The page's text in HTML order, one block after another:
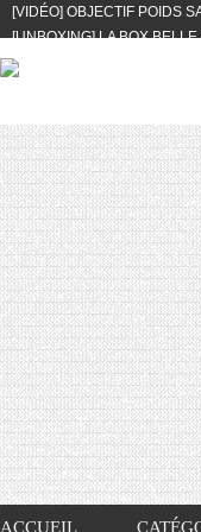
[VIDÉO] OBJECTIF POIDS
[UNBOXING] LA BOX
[VIDÉO] UNBOXING : LES
[VIDÉO] QUITOQUE #10 :
[VIDÉO] UNBOXING : LES
2024 FEAT. AKILA
[VIDÉO] OBJECTIF POIDS
VIE DES AUTRES
[VIDÉO] UNBOXING : LES
FÉVRIER ET MARS 2024
[VIDÉO] LA SÉLECTION DU
[VIDÉO] HELLOFRESH #34
ACCUEIL